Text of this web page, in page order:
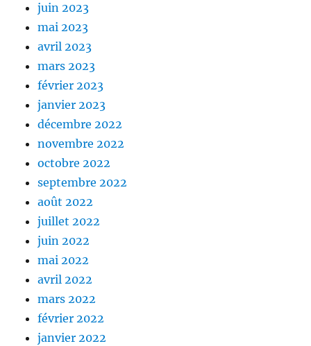
juin 2023
mai 2023
avril 2023
mars 2023
février 2023
janvier 2023
décembre 2022
novembre 2022
octobre 2022
septembre 2022
août 2022
juillet 2022
juin 2022
mai 2022
avril 2022
mars 2022
février 2022
janvier 2022